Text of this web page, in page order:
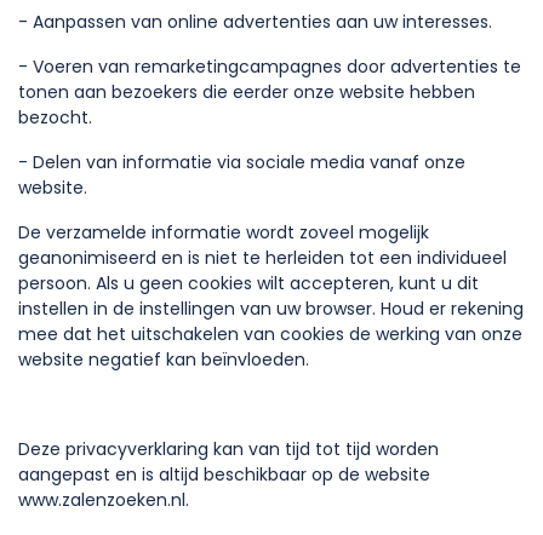
- Aanpassen van online advertenties aan uw interesses.
- Voeren van remarketingcampagnes door advertenties te
tonen aan bezoekers die eerder onze website hebben
bezocht.
- Delen van informatie via sociale media vanaf onze
website.
De verzamelde informatie wordt zoveel mogelijk
geanonimiseerd en is niet te herleiden tot een individueel
persoon. Als u geen cookies wilt accepteren, kunt u dit
instellen in de instellingen van uw browser. Houd er rekening
mee dat het uitschakelen van cookies de werking van onze
website negatief kan beïnvloeden.
Deze privacyverklaring kan van tijd tot tijd worden
aangepast en is altijd beschikbaar op de website
www.zalenzoeken.nl.